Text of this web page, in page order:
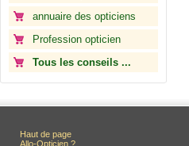
annuaire des opticiens
Profession opticien
Tous les conseils ...
Haut de page
Allo-Opticien ?